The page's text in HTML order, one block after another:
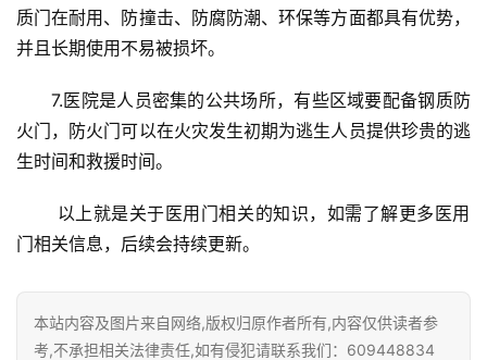
铸
门
装
安
装
维
质门在耐用、防撞击、防腐防潮、环保等方面都具有优势，
并且长期使用不易被损坏。
7.医院是人员密集的公共场所，有些区域要配备钢质防
火门，防火门可以在火灾发生初期为逃生人员提供珍贵的逃
生时间和救援时间。
门相关信息，后续会持续更新。
本站内容及图片来自网络,版权归原作者所有,内容仅供读者参
考,不承担相关法律责任,如有侵犯请联系我们：609448834